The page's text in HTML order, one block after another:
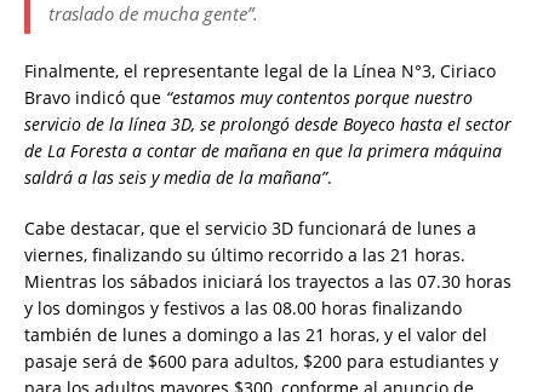
traslado de mucha gente”.
Finalmente, el representante legal de la Línea N°3, Ciriaco
Bravo indicó que “estamos muy contentos porque nuestro
servicio de la línea 3D, se prolongó desde Boyeco hasta el sector
de La Foresta a contar de mañana en que la primera máquina
saldrá a las seis y media de la mañana”.
Cabe destacar, que el servicio 3D funcionará de lunes a
viernes, finalizando su último recorrido a las 21 horas.
Mientras los sábados iniciará los trayectos a las 07.30 horas
y los domingos y festivos a las 08.00 horas finalizando
también de lunes a domingo a las 21 horas, y el valor del
pasaje será de $600 para adultos, $200 para estudiantes y